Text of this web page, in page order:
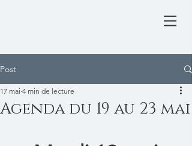
Post
Agenda du 19 au 23 mai
17 mai 4 min de lecture